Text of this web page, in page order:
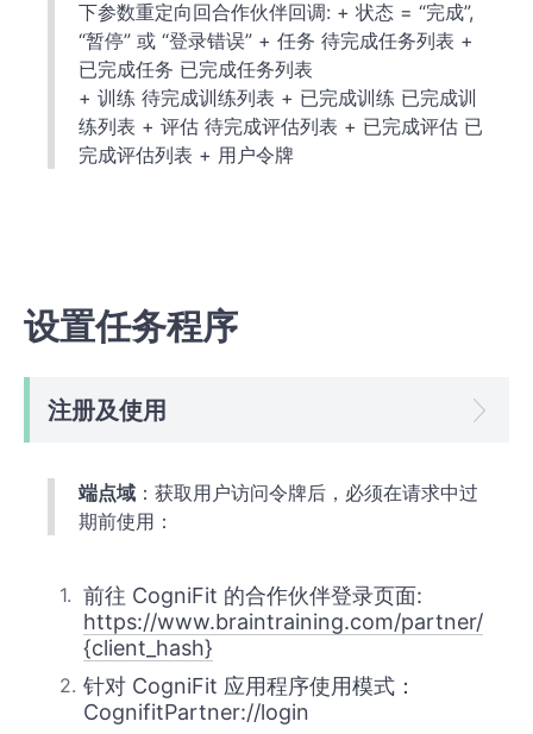
下参数重定向回合作伙伴回调: + 状态 = “完成”,
“暂停” 或 “登录错误” + 任务 待完成任务列表 +
已完成任务 已完成任务列表
+ 训练 待完成训练列表 + 已完成训练 已完成训
练列表 + 评估 待完成评估列表 + 已完成评估 已
完成评估列表 + 用户令牌
设置任务程序
注册及使用
端点域 ：获取用户访问令牌后，必须在请求中过
期前使用：
前往 CogniFit 的合作伙伴登录页面:
https://www.braintraining.com/partner/
{client_hash}
针对 CogniFit 应用程序使用模式：
CognifitPartner://login